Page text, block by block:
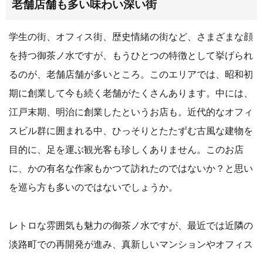
老舗店舗も多い味わい深い街
学生の街、オフィス街、歴史情緒の街など、さまざまな顔
を持つ御茶ノ水ですが、もうひとつの特徴として挙げられ
るのが、老舗店舗が多いところ。このエリアでは、昭和初
期に創業して今も続く老舗がたくさんあります。中には、
江戸末期、明治に創業したというお店も。近代的なオフィ
スビル群に囲まれる中、ひっそりとたたずむ古風な建物を
目的に、足を運ぶ観光客も珍しくありません。このお店
に、かの有名な作家もかつて訪れたのではないか？と思い
を巡ら方も多いのではないでしょうか。
レトロな雰囲気も魅力の御茶ノ水ですが、最近では近隣の
淡路町での再開発が進み、真新しいマンションやオフィス